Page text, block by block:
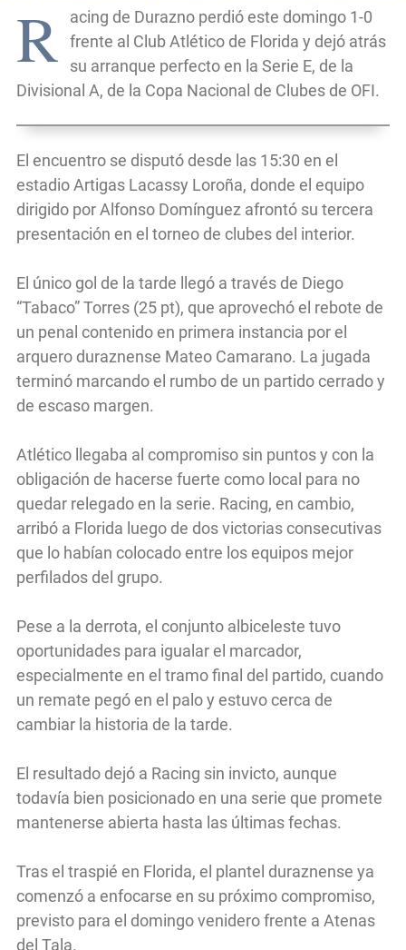
R
acing de Durazno perdió este domingo 1-0
frente al Club Atlético de Florida y dejó atrás
su arranque perfecto en la Serie E, de la
Divisional A, de la Copa Nacional de Clubes de OFI.
El encuentro se disputó desde las 15:30 en el
estadio Artigas Lacassy Loroña, donde el equipo
dirigido por Alfonso Domínguez afrontó su tercera
presentación en el torneo de clubes del interior.
El único gol de la tarde llegó a través de Diego
“Tabaco” Torres (25 pt), que aprovechó el rebote de
un penal contenido en primera instancia por el
arquero duraznense Mateo Camarano. La jugada
terminó marcando el rumbo de un partido cerrado y
de escaso margen.
Atlético llegaba al compromiso sin puntos y con la
obligación de hacerse fuerte como local para no
quedar relegado en la serie. Racing, en cambio,
arribó a Florida luego de dos victorias consecutivas
que lo habían colocado entre los equipos mejor
perfilados del grupo.
Pese a la derrota, el conjunto albiceleste tuvo
oportunidades para igualar el marcador,
especialmente en el tramo final del partido, cuando
un remate pegó en el palo y estuvo cerca de
cambiar la historia de la tarde.
El resultado dejó a Racing sin invicto, aunque
todavía bien posicionado en una serie que promete
mantenerse abierta hasta las últimas fechas.
Tras el traspié en Florida, el plantel duraznense ya
comenzó a enfocarse en su próximo compromiso,
previsto para el domingo venidero frente a Atenas
del Tala.